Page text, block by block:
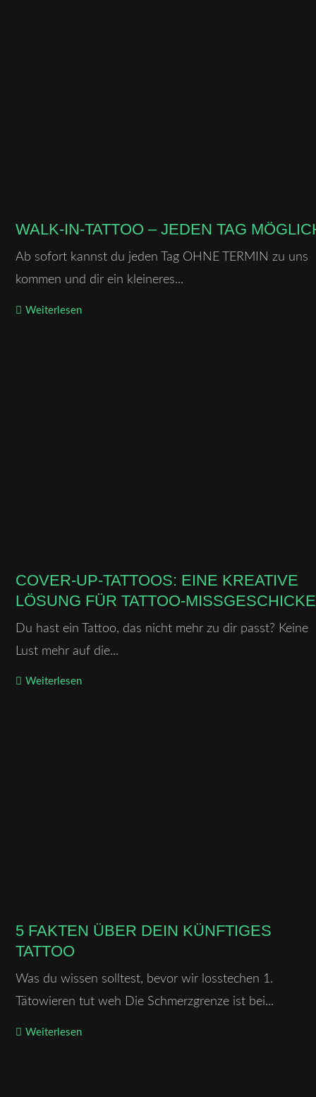
WALK-IN-TATTOO – JEDEN TAG
Ab sofort kannst du jeden Tag OHNE TERMIN zu uns
kommen und dir ein kleineres...
Weiterlesen
COVER-UP-TATTOOS: EINE KREATIVE
LÖSUNG FÜR TATTOO-MISSGESCHICKE
Du hast ein Tattoo, das nicht mehr zu dir passt? Keine
Lust mehr auf die...
Weiterlesen
5 FAKTEN ÜBER DEIN KÜNFTIGES
TATTOO
Was du wissen solltest, bevor wir losstechen 1.
Tätowieren tut weh Die Schmerzgrenze ist bei...
Weiterlesen